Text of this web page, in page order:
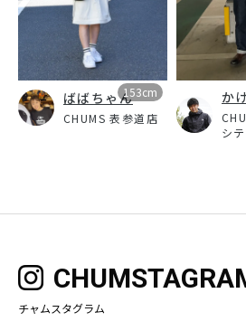
CHUMS 表参道店
ばばちゃん153cm
シ
か
チャムスタグラム